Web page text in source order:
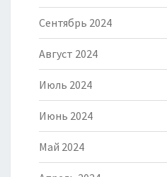
Сентябрь 2024
Август 2024
Июль 2024
Июнь 2024
Май 2024